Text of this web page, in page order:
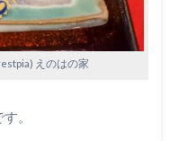
えのはの家
。